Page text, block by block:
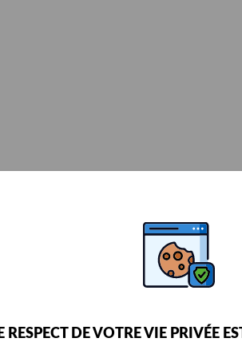
RESPECT DE VOTRE VIE PRIVÉE